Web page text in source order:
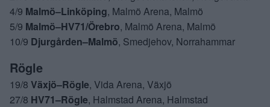
4/9 Malmö–Linköping, Malmö Arena, Malmö
5/9 Malmö–HV71/Örebro, Malmö Arena, Malmö
10/9 Djurgården–Malmö, Smedjehov, Norrahammar
Rögle
19/8 Växjö–Rögle, Vida Arena, Växjö
27/8 HV71–Rögle, Halmstad Arena, Halmstad